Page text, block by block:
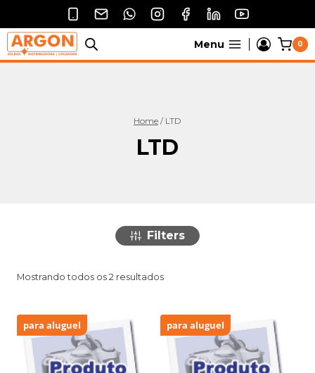
o
Conteúdo
Menu 0
Home / LTD
LTD
Filters
Mostrando todos os 2 resultados
para aluguel para aluguel